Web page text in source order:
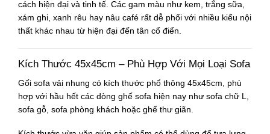
cách hiện đại và tinh tế. Các gam màu như kem, trắng sữa,
xám ghi, xanh rêu hay nâu café rất dễ phối với nhiều kiểu nội
thất khác nhau từ hiện đại đến tân cổ điển.
Kích Thước 45x45cm – Phù Hợp Với Mọi Loại Sofa
Gối sofa vải nhung có kích thước phổ thông 45x45cm, phù
hợp với hầu hết các dòng ghế sofa hiện nay như sofa chữ L,
sofa gỗ, sofa phòng khách hoặc ghế thư giãn.